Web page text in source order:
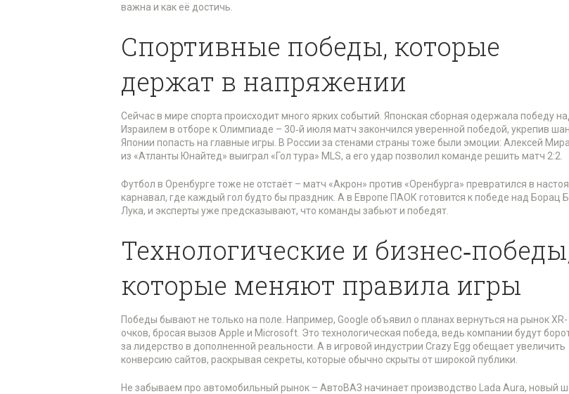
важна и как её достичь.
Спортивные победы, которые
держат в напряжении
Сейчас в мире спорта происходит много ярких событий. Японская сборная одержала победу
Израилем в отборе к Олимпиаде – 30‑й июля матч закончился уверенной победой, укрепив
Японии попасть на главные игры. В России за стенами страны тоже были эмоции: Алексей
из «Атланты Юнайтед» выиграл «Гол тура» MLS, а его удар позволил команде решить матч 2:2.
Футбол в Оренбурге тоже не отстаёт – матч «Акрон» против «Оренбурга» превратился в
карнавал, где каждый гол будто бы праздник. А в Европе ПАОК готовится к победе над Борац
Лука, и эксперты уже предсказывают, что команды забьют и победят.
Технологические и
которые меняют правила игры
Победы бывают не только на поле. Например, Google объявил о планах вернуться на рынок XR-
очков, бросая вызов Apple и Microsoft. Это технологическая победа, ведь компании будут
за лидерство в дополненной реальности. А в игровой индустрии Crazy Egg обещает увеличить
конверсию сайтов, раскрывая секреты, которые обычно скрыты от широкой публики.
Не забываем про автомобильный рынок – АвтоВАЗ начинает производство Lada Aura, новый